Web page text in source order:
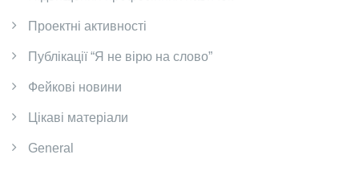
Проектні активності
Публікації “Я не вірю на слово”
Фейкові новини
Цікаві матеріали
General